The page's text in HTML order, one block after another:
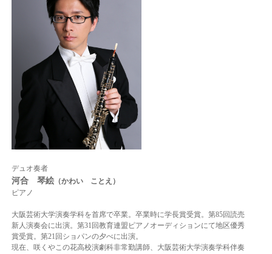
デュオ奏者
河合 琴絵（かわいことえ）
ピアノ
大阪芸術大学演奏学科を首席で卒業。卒業時に学長賞受賞。第85回読売
新人演奏会に出演。第31回教育連盟ピアノオーディションにて地区優秀
賞受賞。第21回ショパンの夕べに出演。
現在、咲くやこの花高校演劇科非常勤講師、大阪芸術大学演奏学科伴奏